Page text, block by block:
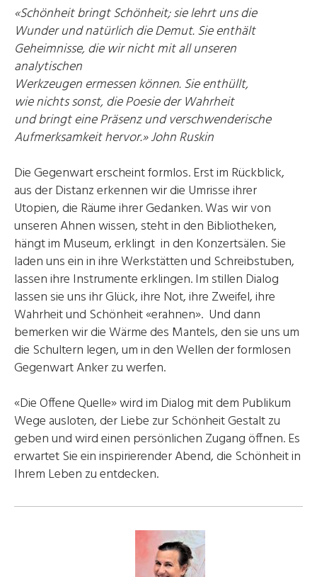
«Schönheit bringt Schönheit; sie lehrt uns die
Wunder und natürlich die Demut. Sie enthält
Geheimnisse, die wir nicht mit all unseren
analytischen
Werkzeugen ermessen können. Sie enthüllt,
wie nichts sonst, die Poesie der Wahrheit
und bringt eine Präsenz und verschwenderische
Aufmerksamkeit hervor.» John Ruskin
Die Gegenwart erscheint formlos. Erst im Rückblick,
aus der Distanz erkennen wir die Umrisse ihrer
Utopien, die Räume ihrer Gedanken. Was wir von
unseren Ahnen wissen, steht in den Bibliotheken,
hängt im Museum, erklingt in den Konzertsälen. Sie
laden uns ein in ihre Werkstätten und Schreibstuben,
lassen ihre Instrumente erklingen. Im stillen Dialog
lassen sie uns ihr Glück, ihre Not, ihre Zweifel, ihre
Wahrheit und Schönheit «erahnen». Und dann
bemerken wir die Wärme des Mantels, den sie uns um
die Schultern legen, um in den Wellen der formlosen
Gegenwart Anker zu werfen.
«Die Offene Quelle» wird im Dialog mit dem Publikum
Wege ausloten, der Liebe zur Schönheit Gestalt zu
geben und wird einen persönlichen Zugang öffnen. Es
erwartet Sie ein inspirierender Abend, die Schönheit in
Ihrem Leben zu entdecken.